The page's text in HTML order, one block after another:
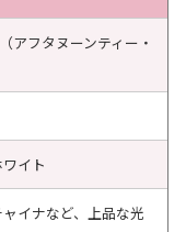
アフタヌーンティー・
イト
イナなど、上品な光